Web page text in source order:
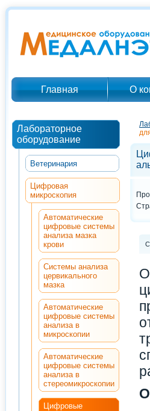
Главная О
Лабораторное
оборудование
Ветеринария
Цифровая
микроскопия
Автоматические
цифровые системы
анализа мазка
крови
Системы анализа
цервикального
мазка
Автоматические
цифровые системы
анализа в
микроскопии
Автоматические
цифровые системы
анализа в
стереомикроскопии
Цифровые